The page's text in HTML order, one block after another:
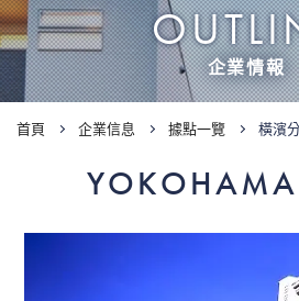
企業情報
首頁 企業信息 據點一覽 橫濱
YOKOHAMA